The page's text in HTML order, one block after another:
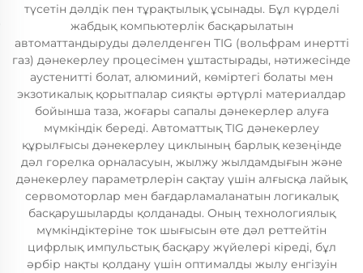
түсетін дәлдік пен тұрақтылық ұсынады. Бұл күрделі
жабдық компьютерлік басқарылатын
автоматтандыруды дәлелденген TIG (вольфрам инертті
газ) дәнекерлеу процесімен ұштастырады, нәтижесінде
аустенитті болат, алюминий, көміртегі болаты мен
экзотикалық қорытпалар сияқты әртүрлі материалдар
бойынша таза, жоғары сапалы дәнекерлер алуға
мүмкіндік береді. Автоматтық TIG дәнекерлеу
құрылғысы дәнекерлеу циклының барлық кезеңінде
дәл горелка орналасуын, жылжу жылдамдығын және
дәнекерлеу параметрлерін сақтау үшін алғысқа лайық
сервомоторлар мен бағдарламаланатын логикалық
басқарушыларды қолданады. Оның технологиялық
мүмкіндіктеріне ток шығысын өте дәл реттейтін
цифрлық импульстық басқару жүйелері кіреді, бұл
әрбір нақты қолдану үшін оптималды жылу енгізуін